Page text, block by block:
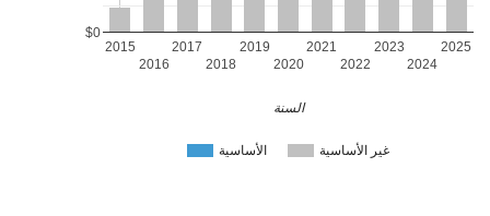
الأساسية غير الأساسية
2015
2016
2017
2018
2019
2020
2021
2022
2023
2024
2025
$0
السنة